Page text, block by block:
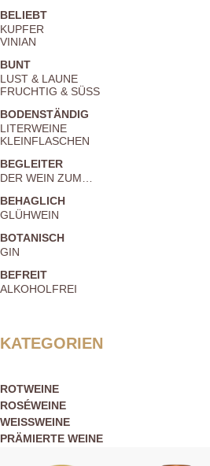
BELIEBT
KUPFER
VINIAN
BUNT
LUST & LAUNE
FRUCHTIG & SÜSS
BODENSTÄNDIG
LITERWEINE
KLEINFLASCHEN
BEGLEITER
DER WEIN ZUM…
BEHAGLICH
GLÜHWEIN
BOTANISCH
GIN
BEFREIT
ALKOHOLFREI
KATEGORIEN
ROTWEINE
ROSÉWEINE
WEISSWEINE
PRÄMIERTE WEINE